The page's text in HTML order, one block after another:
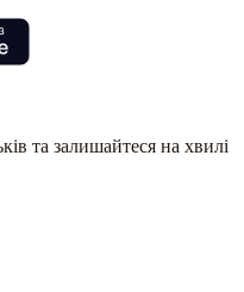
та залишайтеся на хвилі